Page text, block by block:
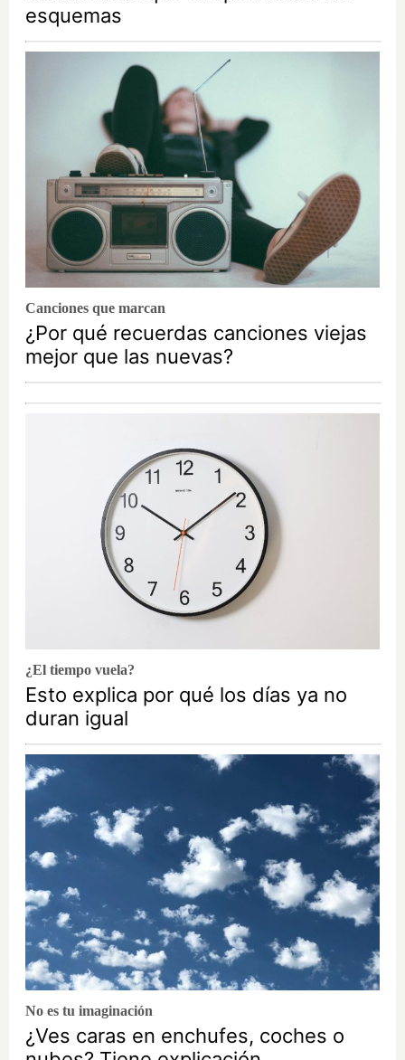
esquemas
Canciones que marcan
¿Por qué recuerdas canciones viejas
mejor que las nuevas?
¿El tiempo vuela?
Esto explica por qué los días ya no
duran igual
No es tu imaginación
¿Ves caras en enchufes, coches o